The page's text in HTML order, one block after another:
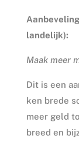
landelijk):
Maak meer
Dit is een
ken brede
meer geld
breed en